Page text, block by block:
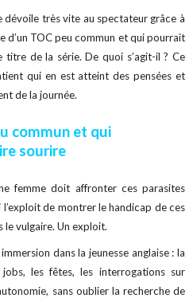
dévoile très vite au spectateur grâce à
d’un TOC peu commun et qui pourrait
titre de la série. De quoi s’agit-il ? Ce
qui en est atteint des pensées et
de la journée.
commun et qui
sourire
femme doit affronter ces parasites
de montrer le handicap de ces
le vulgaire. Un exploit.
dans la jeunesse anglaise : la
les fêtes, les interrogations sur
sans oublier la recherche de